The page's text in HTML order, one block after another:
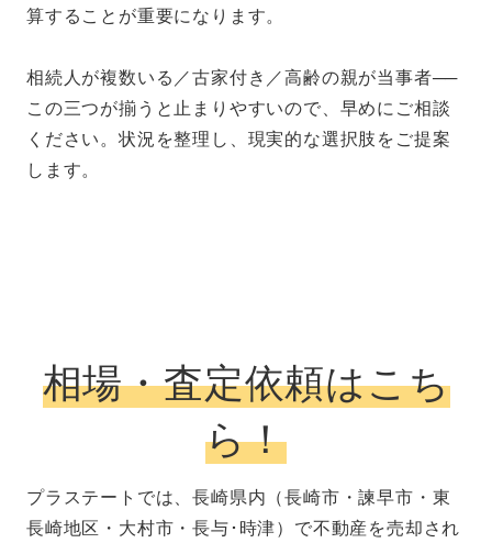
算することが重要になります。
相続人が複数いる／古家付き／高齢の親が当事者──
この三つが揃うと止まりやすいので、早めにご相談
ください。状況を整理し、現実的な選択肢をご提案
します。
相場・査定依頼はこち
ら！
プラステートでは、長崎県内（長崎市・諫早市・東
長崎地区・大村市・長与･時津）で不動産を売却され